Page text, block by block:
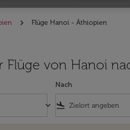
Flüge Hanoi - Äthiopien
Flüge von Hanoi
keyboard_arrow_down
Nach
flight_land